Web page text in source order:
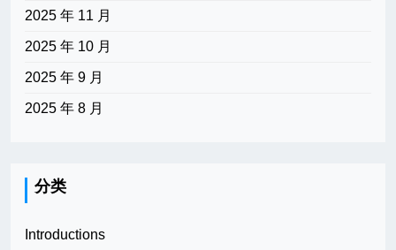
2025 年 11 月
2025 年 10 月
2025 年 9 月
2025 年 8 月
分类
Introductions